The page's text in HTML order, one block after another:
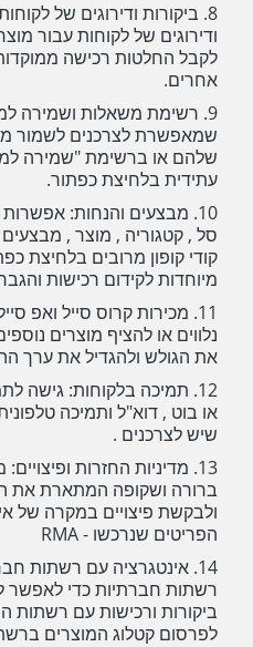
8. ביקורות ודירוגים של
ודירוגים של לקוחות עבור
לקבל החלטות רכישה
אחרים.
9. רשימת משאלות ושמירה
שמאפשרת לצרכנים לשמור
שלהם או ברשימת "שמירה
עתידית בלחיצת כפתור.
10. מבצעים והנחות: אפשרות
סל , קטגוריה , מוצר , מבצעים
קודי קופון מרובים בלחיצת
מיוחדות לקידום רכישות
11. מכירות קרוס סייל ואפ
נלווים או להציף מוצרים
את הגולש ולהגדיל את ערך
12. תמיכה בלקוחות: גישה
או בוט , דוא"ל ותמיכה
שיש לצרכנים .
13. מדיניות החזרות
ברורה ושקופה המתארת את
ולבקשת פיצויים במקרה של
הפריטים שנרכשו - RMA
14. אינטגרציה עם רשתות
רשתות חברתיות כדי לאפשר
ביקורות ורכישות עם רשתות
לפרסום קטלוג המוצרים